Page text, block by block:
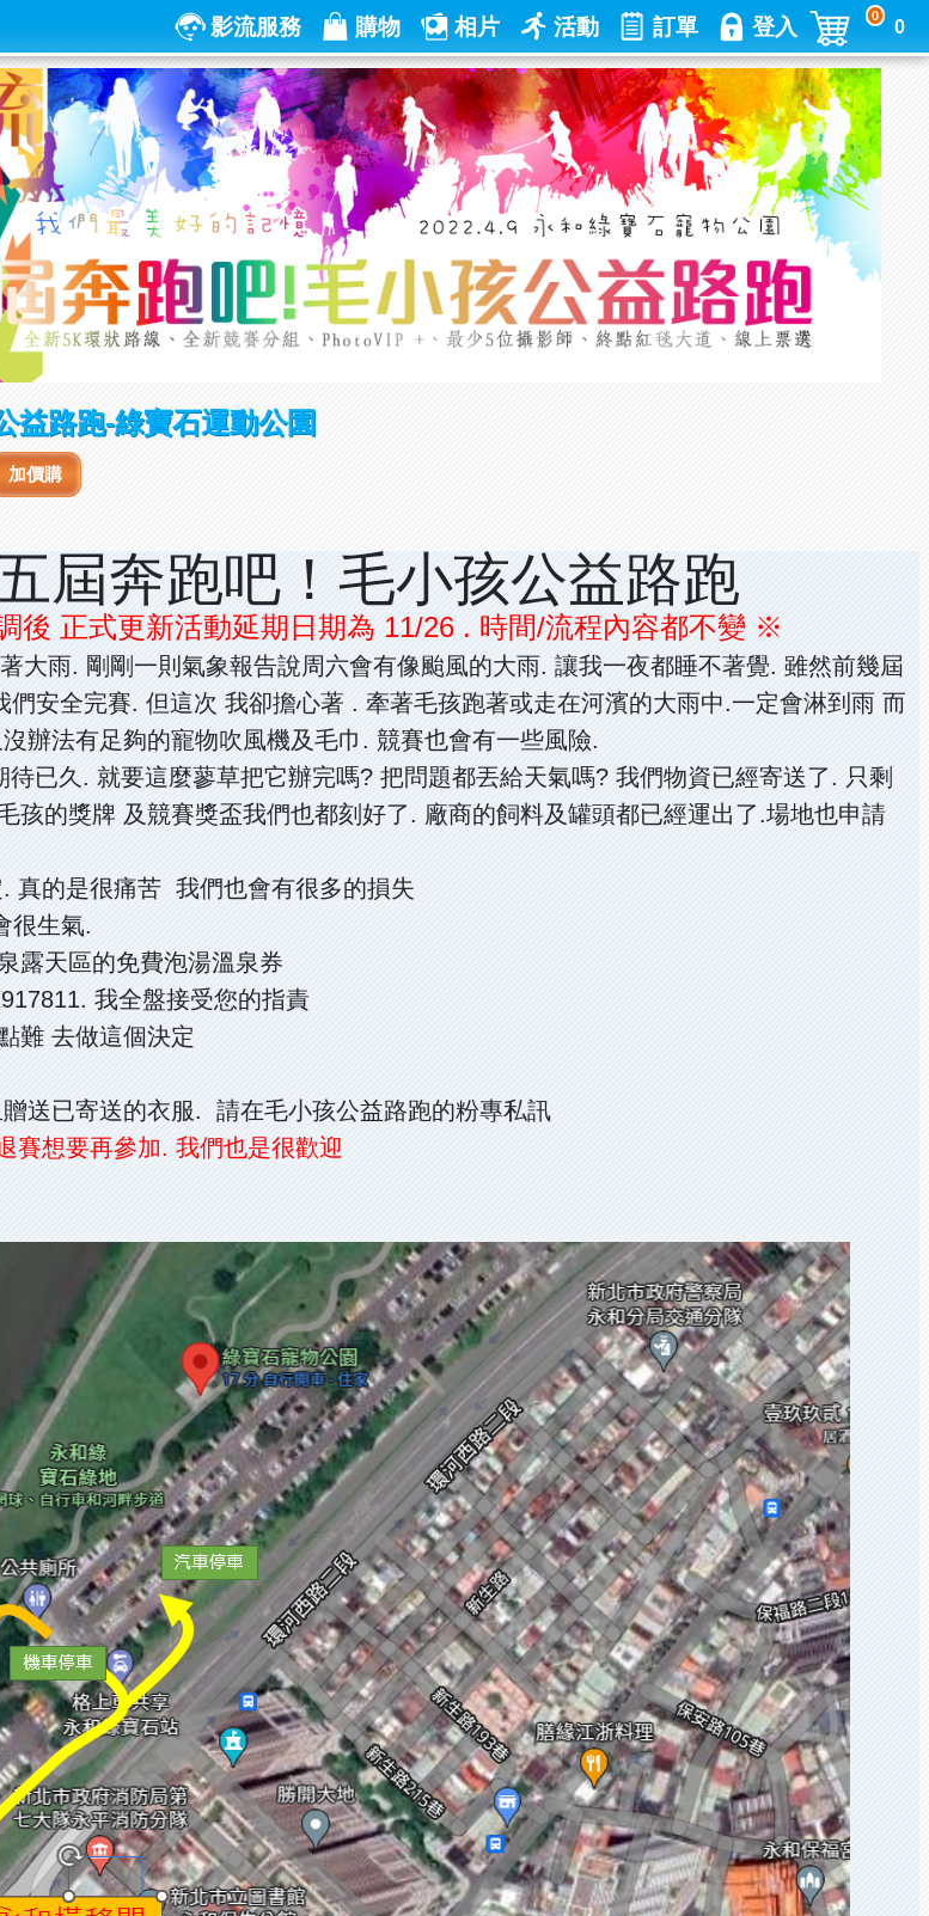
影流服務 購物 相片 活動 訂單 登入 0
0
益路跑-綠寶石運動公園
加價購
屆奔跑吧！毛小孩公益路跑
後 正式更新活動延期日期為 11/26 . 時間/流程內容都不變 ※
大雨. 剛剛一則氣象報告說周六會有像颱風的大雨. 讓我一夜都睡不著覺. 雖然前幾屆
安全完賽. 但這次 我卻擔心著 . 牽著毛孩跑著或走在河濱的大雨中.一定會淋到雨 而
辦法有足夠的寵物吹風機及毛巾. 競賽也會有一些風險.
已久. 就要這麼蓼草把它辦完嗎? 把問題都丟給天氣嗎? 我們物資已經寄送了. 只剩
孩的獎牌 及競賽獎盃我們也都刻好了. 廠商的飼料及罐頭都已經運出了.場地也申請
真的是很痛苦 我們也會有很多的損失
很生氣.
露天區的免費泡湯溫泉券
我全盤接受您的指責
難 去做這個決定
送已寄送的衣服. 請在毛小孩公益路跑的粉專私訊
賽想要再參加. 我們也是很歡迎